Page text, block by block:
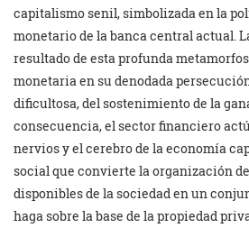
capitalismo senil, simbolizada en la
monetario de la banca central actual.
resultado de esta profunda
monetaria en su denodada
dificultosa, del sostenimiento de la
consecuencia, el sector financiero
nervios y el cerebro de la economía
social que convierte la organización
disponibles de la sociedad en un
haga sobre la base de la propiedad